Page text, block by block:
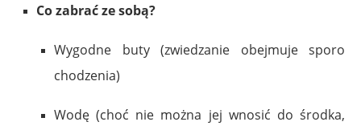
Co zabrać ze sobą?
Wygodne buty (zwiedzanie obejmuje sporo
chodzenia)
Wodę (choć nie można jej wnosić do środka,